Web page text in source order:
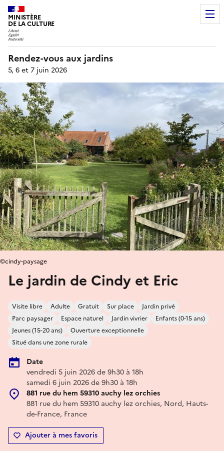
MINISTÈRE
DE LA CULTURE
Rendez-vous aux jardins
5, 6 et 7 juin 2026
Le jardin de Cindy et Eric
Visite libre Adulte Gratuit Sur place
Jardin privé
Parc paysager
Espace naturel Jardin vivrier
Enfants (0-15 ans)
Jeunes (15-20 ans)
Ouverture exceptionnelle
Situé dans une zone rurale
Date
vendredi 5 juin 2026 de 9h30 à 18h
samedi 6 juin 2026 de 9h30 à 18h
881 rue du hem 59310 auchy lez orchies
881 rue du hem 59310 auchy lez orchies, Nord, Hauts-
de-France, France
Ajouter à mes favoris
©cindy-paysage